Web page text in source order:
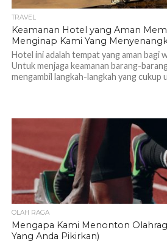
TRAVEL
Keamanan Hotel yang Aman
Menginap Kami Yang
Hotel ini adalah tempat yang aman bagi
Untuk menjaga keamanan barang-
mengambil langkah-langkah yang cukup
OLAH RAGA
Mengapa Kami Menonton
Yang Anda Pikirkan)